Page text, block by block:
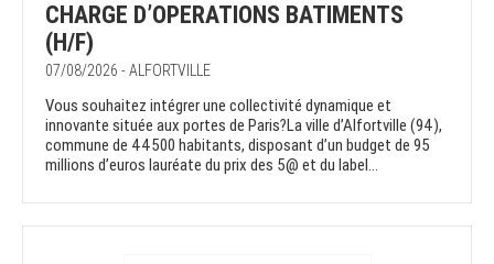
CHARGE D’OPERATIONS BATIMENTS
(H/F)
07/08/2026 - ALFORTVILLE
Vous souhaitez intégrer une collectivité dynamique et
innovante située aux portes de Paris?La ville d’Alfortville (94),
commune de 44500 habitants, disposant d’un budget de 95
millions d’euros lauréate du prix des 5@ et du label...